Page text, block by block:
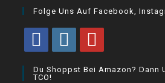
Folge Uns Auf Facebook,
in
in
Du Shoppst Bei Amazon? Dann
TCO!